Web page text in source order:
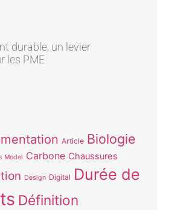
durable, un levier
les PME
Article Biologie
Model Carbone Chaussures
Design Digital Durée de
Définition